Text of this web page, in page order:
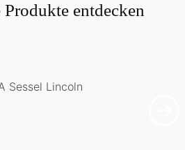
entdecken
Sessel Lincoln